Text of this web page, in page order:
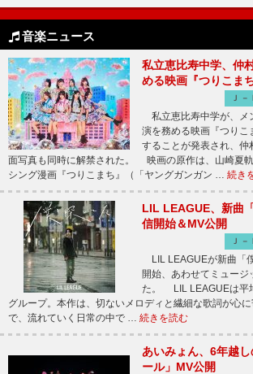
音楽ニュース
私立恵比寿中学、仲
める映画『つりこま
Ｊ
私立恵比寿中学が、メ
演を務める映画『つりこ
することが発表され、仲
面写真も同時に解禁された。 映画の原作は、山崎夏
シング漫画『つりこまち』（「ヤングガンガン … 続き
LIL LEAGUE、新曲
信開始＆MV公開
Ｊ
LIL LEAGUEが新曲「
開始、あわせてミュージ
た。 LIL LEAGUEは平
グループ。本作は、切ないメロディと繊細な歌詞が心
で、流れていく日常の中で … 続きを読む
あいみょん、6年越
ール」MV公開